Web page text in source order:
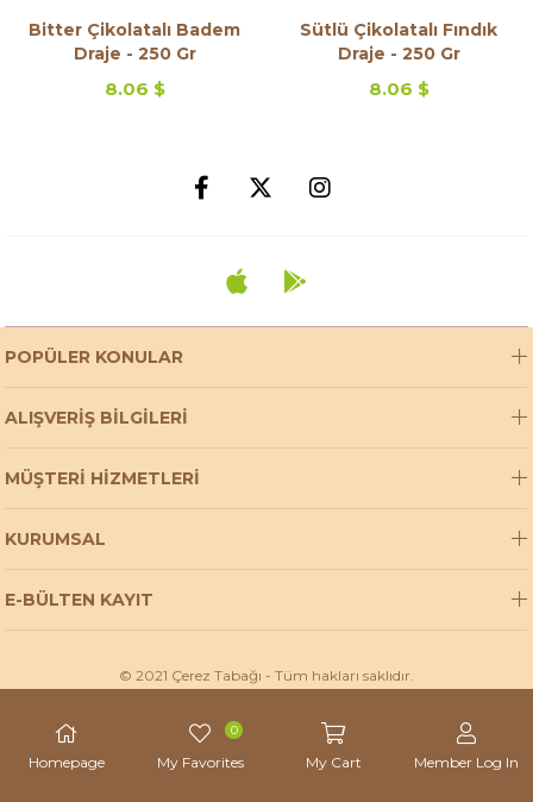
Bitter Çikolatalı Badem
Draje - 250 Gr
8.06 $
Sütlü Çikolatalı Fındık
Draje - 250 Gr
8.06 $
POPÜLER KONULAR
ALIŞVERİŞ BİLGİLERİ
MÜŞTERİ HİZMETLERİ
KURUMSAL
E-BÜLTEN KAYIT
© 2021 Çerez Tabağı - Tüm hakları saklıdır.
Homepage My Favorites
0
My Cart Member Log In